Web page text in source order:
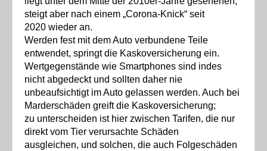
steigt aber nach einem „Corona-Knick“ seit
2020 wieder an.
Werden fest mit dem Auto verbundene Teile
entwendet, springt die Kaskoversicherung ein.
Wertgegenstände wie Smartphones sind indes
nicht abgedeckt und sollten daher nie
unbeaufsichtigt im Auto gelassen werden. Auch bei
Marderschäden greift die Kaskoversicherung;
zu unterscheiden ist hier zwischen Tarifen, die nur
direkt vom Tier verursachte Schäden
ausgleichen, und solchen, die auch Folgeschäden